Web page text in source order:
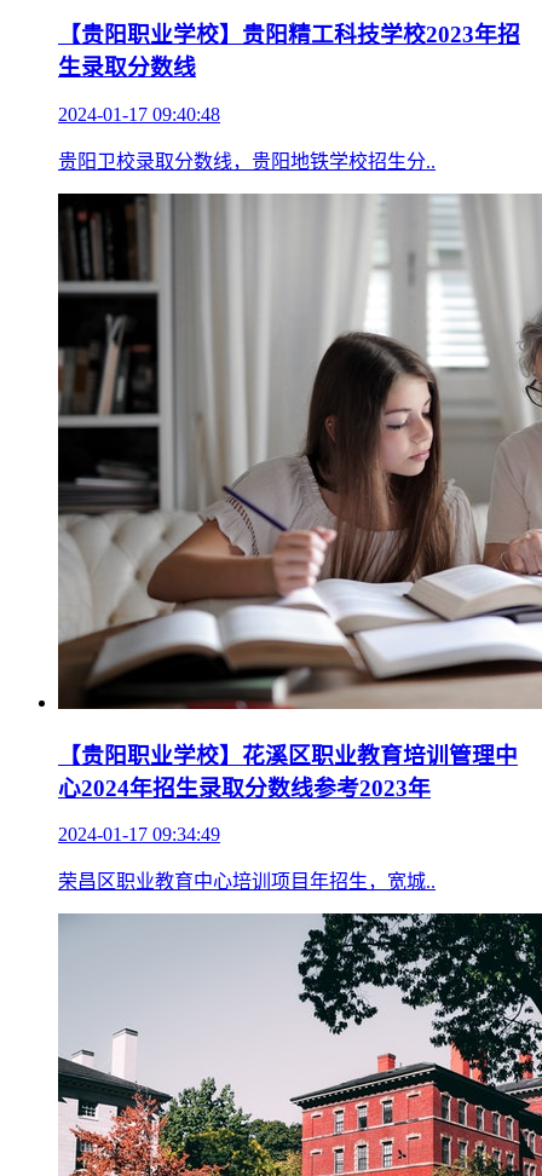
【贵阳职业学校】贵阳精工科技学校2023年招
生录取分数线
2024-01-17 09:40:48
贵阳卫校录取分数线，贵阳地铁学校招生分..
【贵阳职业学校】花溪区职业教育培训管理中
心2024年招生录取分数线参考2023年
2024-01-17 09:34:49
荣昌区职业教育中心培训项目年招生，宽城..